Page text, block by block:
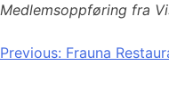
Medlemsoppføring fra
Post
Previous: Frauna